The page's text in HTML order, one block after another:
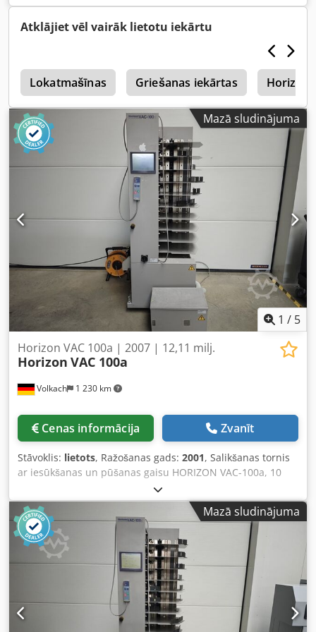
Atklājiet vēl vairāk lietotu iekārtu
Lokatmašīnas Griešanas iekārtas Horizon
Mazā sludinājuma
1 / 5
Volkach 1 230 km
Horizon VAC 100a | 2007 | 12,11 milj.
Horizon VAC 100a
Cenas informācija Zvanīt
Stāvoklis: lietots, Ražošanas gads: 2001, Salikšanas tornis
ar iesūkšanas un pūšanas gaisu HORIZON VAC-100a, 10
stacijas, lietots Īpašas iezīmes: - Efektīvs un uzticams:
Horizon VAC-100a ir paredzēts prasīgām darba vidēm un
nodrošina ātru un efektīvu materiālu salikšanu - Touch &
Work: Pateicoties 'Touch & Work' tehnoloģijai, VAC-100a ir
viegli un intuitīvi lietojams - Atmiņa: Iekārta ir aprīkota ar 9
programmējamiem atmiņas slotiem atkārtotiem
uzdevumiem, kas ietaupa Jūsu laiku un pūles - Precizitāte
un akurātums: Aizmirstiet par kļūdām, dubultlapām vai
iestrēgumiem. VAC-100a piedāvā kļūdu novēršanas
kontroli, kas garantē, ka katrs komplekts tiek salikts
Mazā sludinājuma